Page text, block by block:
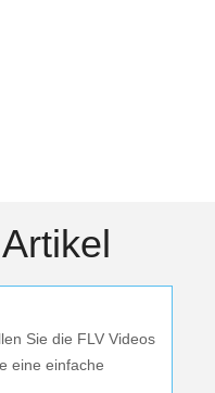
Sie die FLV Videos
eine einfache